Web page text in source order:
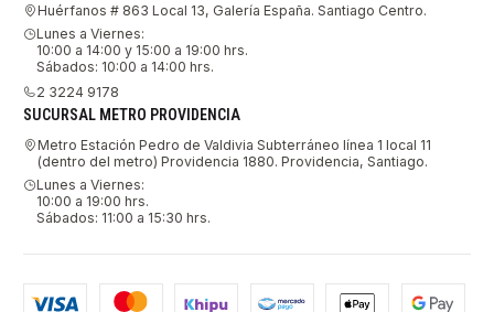
Huérfanos # 863 Local 13, Galería España. Santiago Centro.
Lunes a Viernes:
10:00 a 14:00 y 15:00 a 19:00 hrs.
Sábados: 10:00 a 14:00 hrs.
2 3224 9178
SUCURSAL METRO PROVIDENCIA
Metro Estación Pedro de Valdivia Subterráneo línea 1 local 11
(dentro del metro) Providencia 1880. Providencia, Santiago.
Lunes a Viernes:
10:00 a 19:00 hrs.
Sábados: 11:00 a 15:30 hrs.